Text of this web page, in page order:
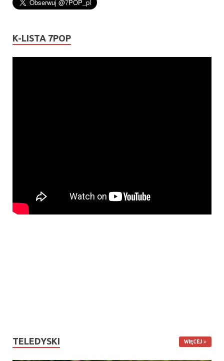
K-LISTA 7POP
TELEDYSKI WIĘCEJ